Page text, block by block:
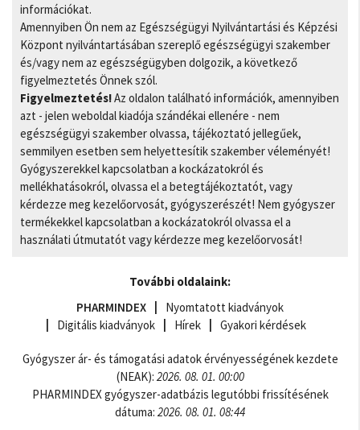
információkat.
Amennyiben Ön nem az Egészségügyi Nyilvántartási és Képzési
Központ nyilvántartásában szereplő egészségügyi szakember
és/vagy nem az egészségügyben dolgozik, a következő
figyelmeztetés Önnek szól.
Figyelmeztetés!Az oldalon található információk, amennyiben
azt - jelen weboldal kiadója szándékai ellenére - nem
egészségügyi szakember olvassa, tájékoztató jellegűek,
semmilyen esetben sem helyettesítik szakember véleményét!
Gyógyszerekkel kapcsolatban a kockázatokról és
mellékhatásokról, olvassa el a betegtájékoztatót, vagy
kérdezze meg kezelőorvosát, gyógyszerészét! Nem gyógyszer
termékekkel kapcsolatban a kockázatokról olvassa el a
használati útmutatót vagy kérdezze meg kezelőorvosát!
További oldalaink:
PHARMINDEX
Nyomtatott kiadványok
Digitális kiadványok
Hírek Gyakori kérdések
Gyógyszer ár- és támogatási adatok érvényességének kezdete
(NEAK): 2026. 08. 01. 00:00
PHARMINDEX gyógyszer-adatbázis legutóbbi frissítésének
dátuma: 2026. 08. 01. 08:44